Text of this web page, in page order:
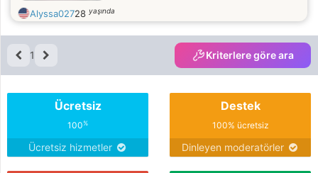
Alyssa02728 yaşında
1 Kriterlere göre ara
Ücretsiz
100%
Ücretsiz hizmetler
Destek
100% ücretsiz
Dinleyen moderatörler